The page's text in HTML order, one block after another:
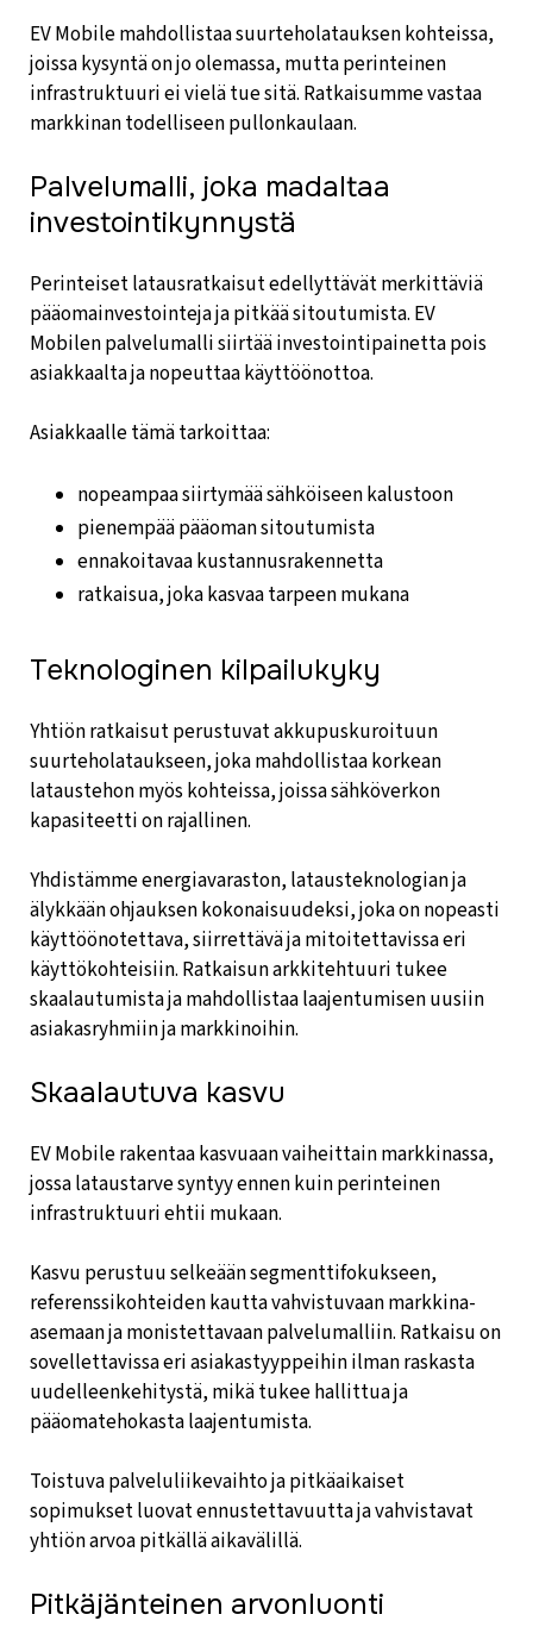
EV Mobile mahdollistaa suurteholatauksen kohteissa,
joissa kysyntä on jo olemassa, mutta perinteinen
infrastruktuuri ei vielä tue sitä. Ratkaisumme vastaa
markkinan todelliseen pullonkaulaan.
Palvelumalli, joka madaltaa
investointikynnystä
Perinteiset latausratkaisut edellyttävät merkittäviä
pääomainvestointeja ja pitkää sitoutumista. EV
Mobilen palvelumalli siirtää investointipainetta pois
asiakkaalta ja nopeuttaa käyttöönottoa.
Asiakkaalle tämä tarkoittaa:
nopeampaa siirtymää sähköiseen kalustoon
pienempää pääoman sitoutumista
ennakoitavaa kustannusrakennetta
ratkaisua, joka kasvaa tarpeen mukana
Teknologinen kilpailukyky
Yhtiön ratkaisut perustuvat akkupuskuroituun
suurteholataukseen, joka mahdollistaa korkean
lataustehon myös kohteissa, joissa sähköverkon
kapasiteetti on rajallinen.
Yhdistämme energiavaraston, latausteknologian ja
älykkään ohjauksen kokonaisuudeksi, joka on nopeasti
käyttöönotettava, siirrettävä ja mitoitettavissa eri
käyttökohteisiin. Ratkaisun arkkitehtuuri tukee
skaalautumista ja mahdollistaa laajentumisen uusiin
asiakasryhmiin ja markkinoihin.
Skaalautuva kasvu
EV Mobile rakentaa kasvuaan vaiheittain markkinassa,
jossa lataustarve syntyy ennen kuin perinteinen
infrastruktuuri ehtii mukaan.
Kasvu perustuu selkeään segmenttifokukseen,
referenssikohteiden kautta vahvistuvaan markkina-
asemaan ja monistettavaan palvelumalliin. Ratkaisu on
sovellettavissa eri asiakastyyppeihin ilman raskasta
uudelleenkehitystä, mikä tukee hallittua ja
pääomatehokasta laajentumista.
Toistuva palveluliikevaihto ja pitkäaikaiset
sopimukset luovat ennustettavuutta ja vahvistavat
yhtiön arvoa pitkällä aikavälillä.
Pitkäjänteinen arvonluonti